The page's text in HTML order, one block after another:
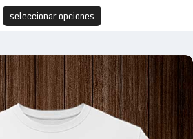
seleccionar opciones